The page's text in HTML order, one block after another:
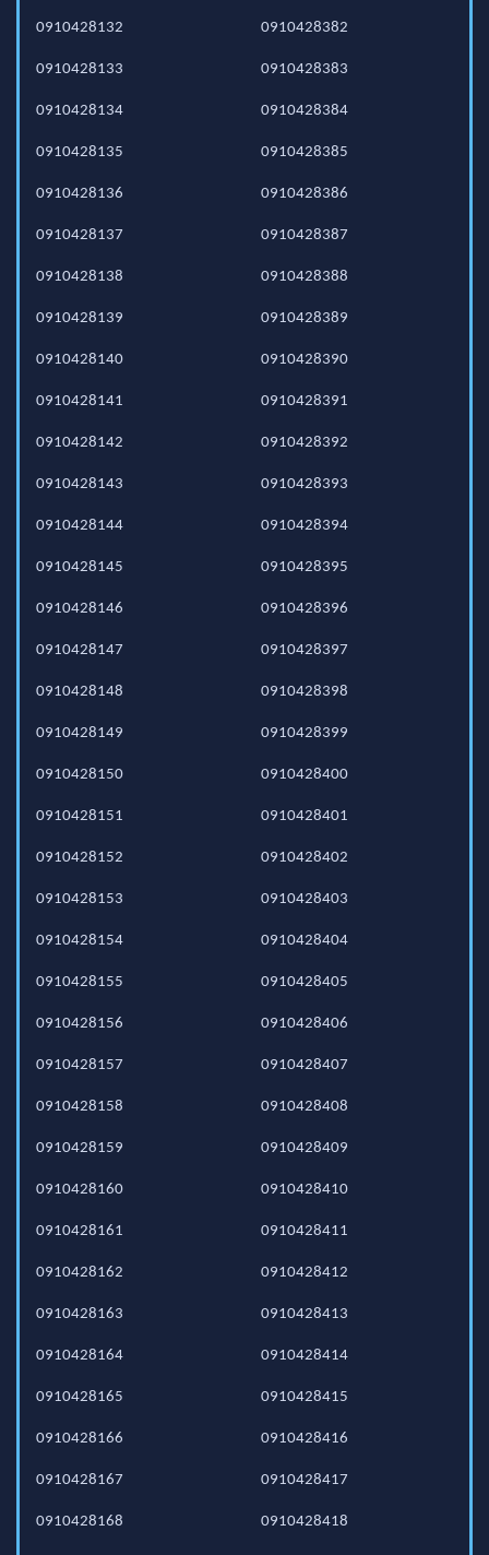
0910428132
0910428133
0910428134
0910428135
0910428136
0910428137
0910428138
0910428139
0910428140
0910428141
0910428142
0910428143
0910428144
0910428145
0910428146
0910428147
0910428148
0910428149
0910428150
0910428151
0910428152
0910428153
0910428154
0910428155
0910428156
0910428157
0910428158
0910428159
0910428160
0910428161
0910428162
0910428163
0910428164
0910428165
0910428166
0910428167
0910428168
0910428382
0910428383
0910428384
0910428385
0910428386
0910428387
0910428388
0910428389
0910428390
0910428391
0910428392
0910428393
0910428394
0910428395
0910428396
0910428397
0910428398
0910428399
0910428400
0910428401
0910428402
0910428403
0910428404
0910428405
0910428406
0910428407
0910428408
0910428409
0910428410
0910428411
0910428412
0910428413
0910428414
0910428415
0910428416
0910428417
0910428418